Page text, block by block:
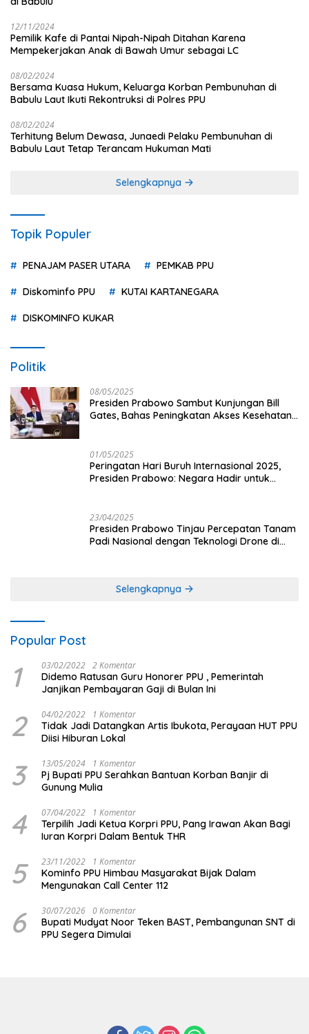
12/11/2024
Pemilik Kafe di Pantai Nipah-Nipah Ditahan Karena
Mempekerjakan Anak di Bawah Umur sebagai LC
08/02/2024
Bersama Kuasa Hukum, Keluarga Korban Pembunuhan di
Babulu Laut Ikuti Rekontruksi di Polres PPU
08/02/2024
Terhitung Belum Dewasa, Junaedi Pelaku Pembunuhan di
Babulu Laut Tetap Terancam Hukuman Mati
Selengkapnya
Topik Populer
PENAJAM PASER UTARA PEMKAB PPU
Diskominfo PPU KUTAI KARTANEGARA
DISKOMINFO KUKAR
Politik
08/05/2025
Presiden Prabowo Sambut Kunjungan Bill
Gates, Bahas Peningkatan Akses Kesehatan
01/05/2025
Peringatan Hari Buruh Internasional 2025,
Presiden Prabowo: Negara Hadir untuk
23/04/2025
Presiden Prabowo Tinjau Percepatan Tanam
Padi Nasional dengan Teknologi Drone di
Selengkapnya
Popular Post
1 03/02/2022 2 Komentar
Didemo Ratusan Guru Honorer PPU , Pemerintah
Janjikan Pembayaran Gaji di Bulan Ini
2 04/02/2022 1 Komentar
Tidak Jadi Datangkan Artis Ibukota, Perayaan HUT PPU
Diisi Hiburan Lokal
3 13/05/2024 1 Komentar
Pj Bupati PPU Serahkan Bantuan Korban Banjir di
Gunung Mulia
4 07/04/2022 1 Komentar
Terpilih Jadi Ketua Korpri PPU, Pang Irawan Akan Bagi
Iuran Korpri Dalam Bentuk THR
5 23/11/2022 1 Komentar
Kominfo PPU Himbau Masyarakat Bijak Dalam
Mengunakan Call Center 112
6 30/07/2026 0 Komentar
Bupati Mudyat Noor Teken BAST, Pembangunan SNT di
PPU Segera Dimulai